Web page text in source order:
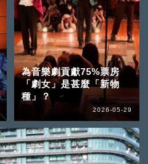
為音樂劇貢獻75%票房
「劇女」是甚麼「新物
種」？
2026-05-29